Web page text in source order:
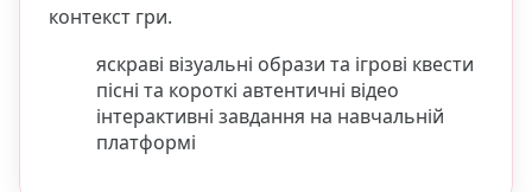
контекст гри.
яскраві візуальні образи та ігрові квести
пісні та короткі автентичні відео
інтерактивні завдання на навчальній
платформі